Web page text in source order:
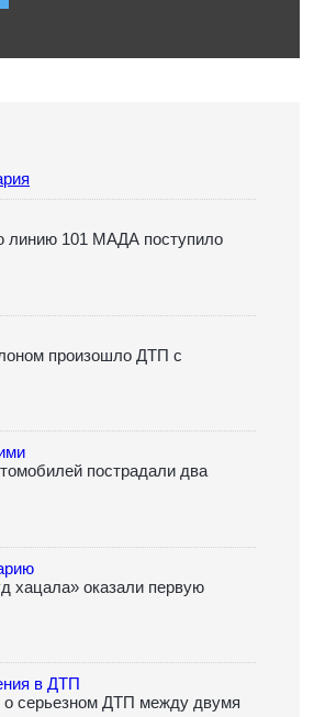
линию 101 МАДА поступило
произошло ДТП с
пострадали два
хацала» оказали первую
в ДТП
серьезном ДТП между двумя